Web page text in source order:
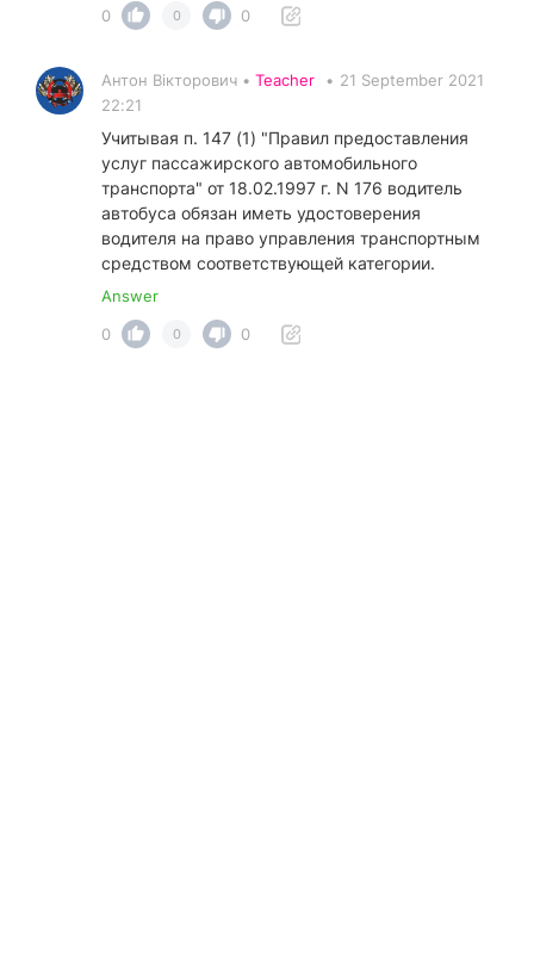
0
0 0
Антон Вікторович • Teacher • 21 September 2021
22:21
Учитывая п. 147 (1) "Правил предоставления
услуг пассажирского автомобильного
транспорта" от 18.02.1997 г. N 176 водитель
автобуса обязан иметь удостоверения
водителя на право управления транспортным
средством соответствующей категории.
Answer
0
0 0